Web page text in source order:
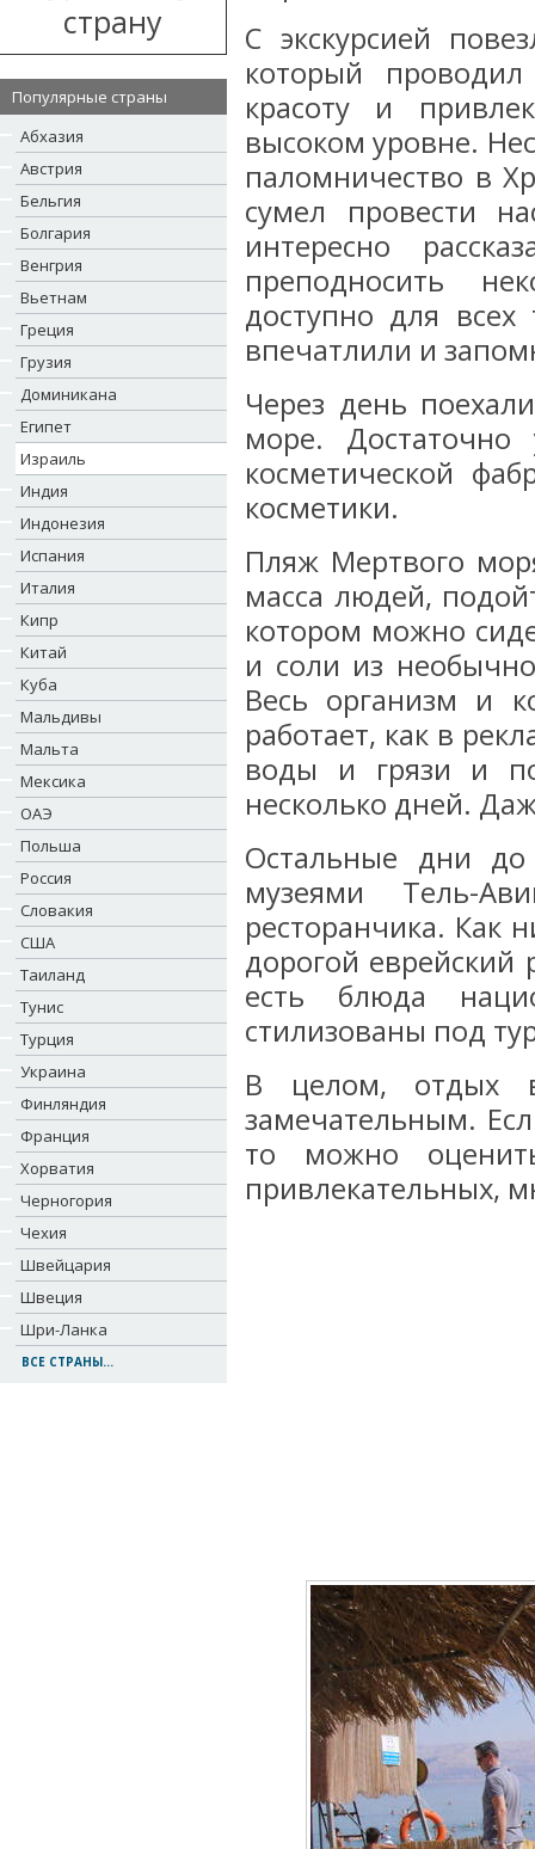
страну
Популярные страны
Абхазия
Австрия
Бельгия
Болгария
Венгрия
Вьетнам
Греция
Грузия
Доминикана
Египет
Израиль
Индия
Индонезия
Испания
Италия
Кипр
Китай
Куба
Мальдивы
Мальта
Мексика
ОАЭ
Польша
Россия
Словакия
США
Таиланд
Тунис
Турция
Украина
Финляндия
Франция
Хорватия
Черногория
Чехия
Швейцария
Швеция
Шри-Ланка
ВСЕ СТРАНЫ...
С экскурсией
который
красоту и
высоком уровне.
паломничество в
сумел провести
интересно
преподносить
доступно для
впечатлили и
Через день
море. Достаточно
косметической
косметики.
Пляж Мертвого
масса людей,
котором можно
и соли из
Весь организм и
работает, как в
воды и грязи и
несколько дней.
Остальные дни
музеями Тель-
ресторанчика. Как
дорогой еврейский
есть блюда
стилизованы под
В целом, отдых
замечательным.
то можно
привлекательных,